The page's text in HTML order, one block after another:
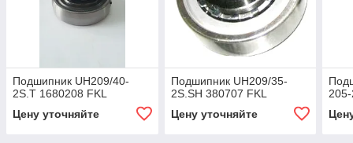
Подшипник UH209/40-
2S.T 1680208 FKL
Цену уточняйте
Подшипник UH209/35-
2S.SH 380707 FKL
Цену уточняйте